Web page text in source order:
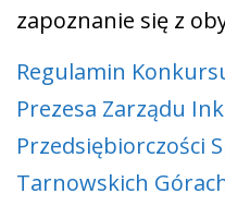
zapoznanie się z
Regulamin
Prezesa Zarządu
Przedsiębiorczości
Tarnowskich